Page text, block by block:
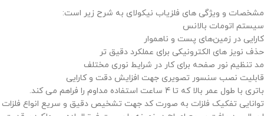
مشخصات و ویژگی های فلزیاب نیکولای به شرح زیر است:
سیستم اتومات بالانس
کارایی در زمین‌های پست و ناهموار
حذف نویز های الکترونیکی برای عملکرد دقیق تر
مد تنظیم نور صفحه برای کار در شرایط نوری مختلف
قابلیت نصب سنسور تصویری جهت افزایش دقت و کارایی
باتری با طول عمر بالا که تا 4 ساعت استفاده مداوم را فراهم می کند.
توانایی تفکیک فلزات به صورت کد جهت تشخیص دقیق و سریع انواع فلزات